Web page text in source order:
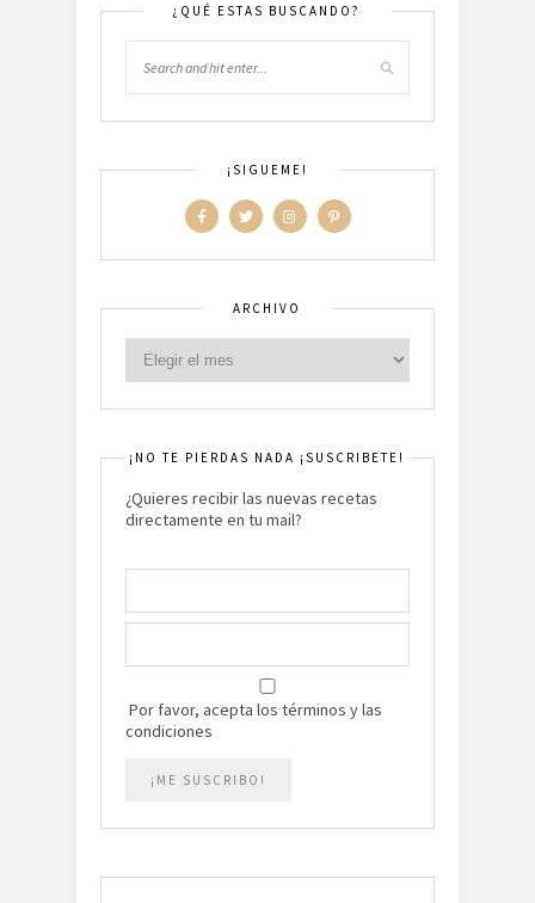
¿QUÉ ESTAS BUSCANDO?
¡SIGUEME!
ARCHIVO
¡NO TE PIERDAS NADA ¡SUSCRIBETE!
¿Quieres recibir las nuevas recetas
directamente en tu mail?
Por favor, acepta los términos y las
condiciones